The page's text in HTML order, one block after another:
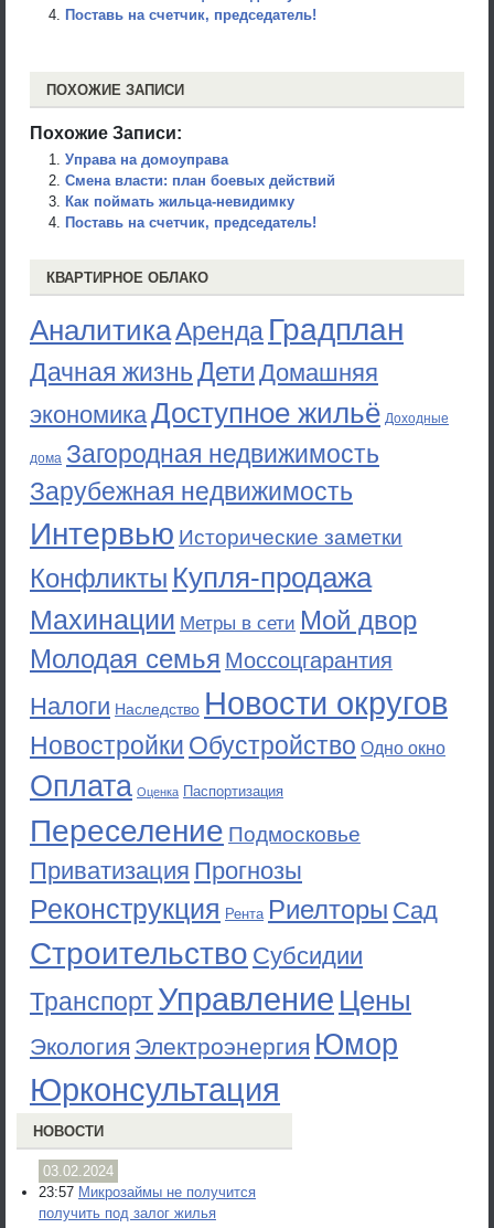
Поставь на счетчик, председатель!
ПОХОЖИЕ ЗАПИСИ
Похожие Записи:
Управа на домоуправа
Смена власти: план боевых действий
Как поймать жильца-невидимку
Поставь на счетчик, председатель!
КВАРТИРНОЕ ОБЛАКО
АналитикаАренда Градплан
Дачная жизньДети Домашняя
экономикаДоступное жильё Доходные
дома Загородная недвижимость
Зарубежная недвижимость
Интервью Исторические заметки
Конфликты Купля-продажа
Махинации Метры в сети Мой двор
Молодая семья Моссоцгарантия
Налоги Наследство Новости округов
Новостройки Обустройство Одно окно
Оплата Оценка Паспортизация
Переселение Подмосковье
Приватизация Прогнозы
Реконструкция Рента Риелторы Сад
Строительство Субсидии
ТранспортУправление Цены
Экология Электроэнергия Юмор
Юрконсультация
НОВОСТИ
03.02.2024
23:57 Микрозаймы не получится
получить под залог жилья